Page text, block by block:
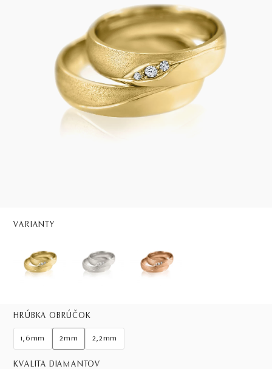
VARIANTY
HRÚBKA OBRÚČOK
1,6mm 2mm 2,2mm
KVALITA DIAMANTOV